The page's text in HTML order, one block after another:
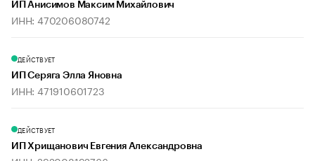
ИП Анисимов Максим Михайлович
ИНН: 470206080742
ДЕЙСТВУЕТ
ИП Серяга Элла Яновна
ИНН: 471910601723
ДЕЙСТВУЕТ
ИП Хрищанович Евгения Александровна